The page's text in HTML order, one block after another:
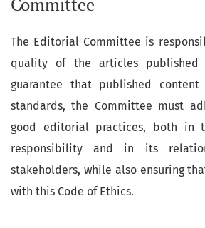
The Editorial Committee is
quality of the articles
guarantee that published
standards, the Committee must
good editorial practices, both in
responsibility and in its
stakeholders, while also ensuring
with this Code of Ethics.